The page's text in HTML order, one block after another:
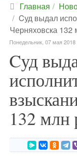
Главная
Cуд выдал
Черняховска 132
Понедельник, 07 мая 2018
Cуд
132 млн